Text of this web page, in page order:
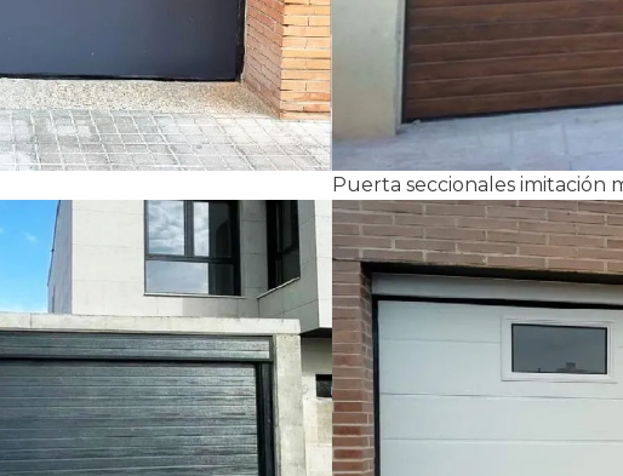
Puerta seccionales imitación